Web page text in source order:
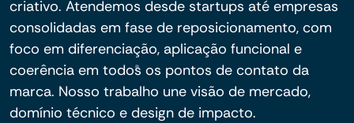
criativo. Atendemos desde startups até empresas
consolidadas em fase de reposicionamento, com
foco em diferenciação, aplicação funcional e
coerência em todos os pontos de contato da
marca. Nosso trabalho une visão de mercado,
domínio técnico e design de impacto.